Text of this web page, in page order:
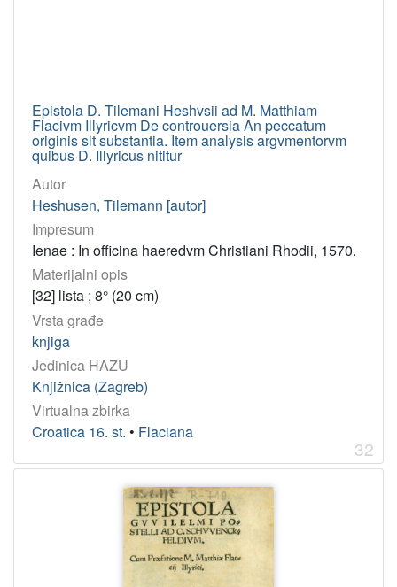
Epistola D. Tilemani Heshvsii ad M. Matthiam
Flacivm Illyricvm De controuersia An peccatum
originis sit substantia. Item analysis argvmentorvm
quibus D. Illyricus nititur
Autor
Heshusen, Tilemann [autor]
Impresum
Ienae : In officina haeredvm Christiani Rhodii, 1570.
Materijalni opis
[32] lista ; 8° (20 cm)
Vrsta građe
knjiga
Jedinica HAZU
Knjižnica (Zagreb)
Virtualna zbirka
Croatica 16. st. • Flaciana
32